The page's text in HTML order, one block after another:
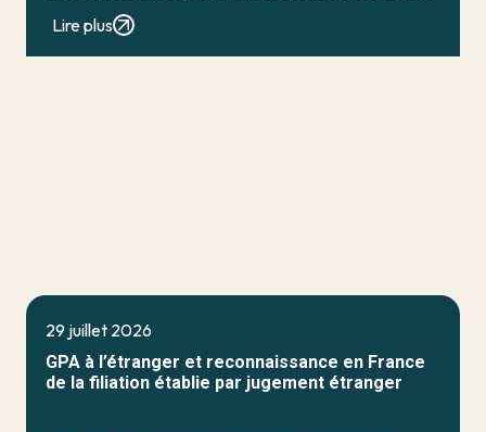
Lire plus
29 juillet 2026
GPA à l’étranger et reconnaissance en France
de la filiation établie par jugement étranger